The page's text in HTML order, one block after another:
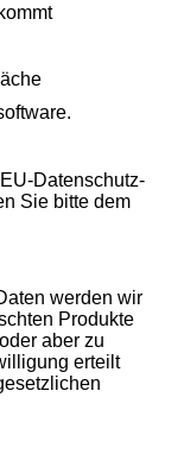
Datenschutz-
Sie bitte dem
werden wir
Produkte
aber zu
erteilt